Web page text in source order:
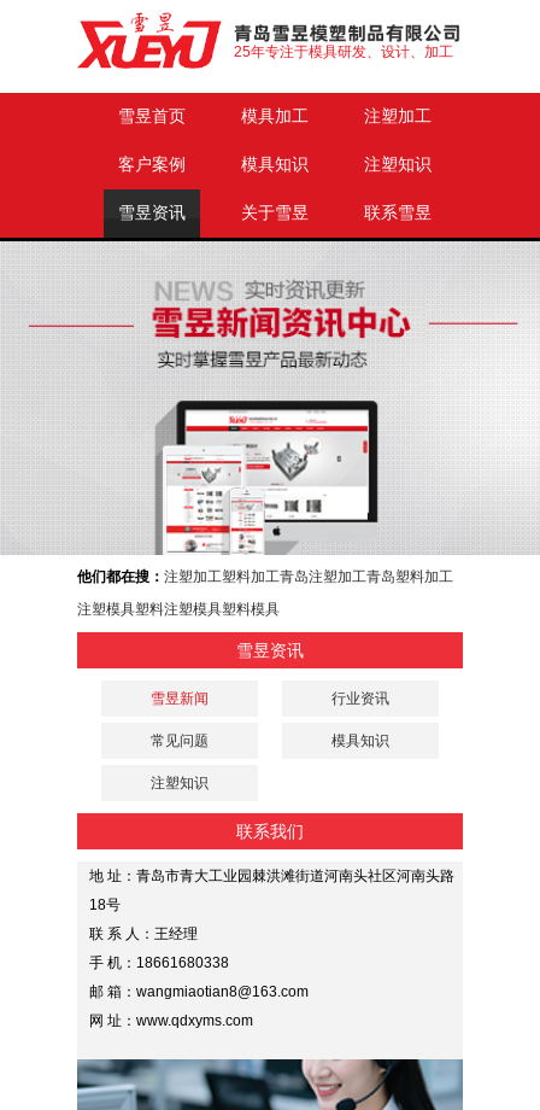
25年专注于模具研发、设计、加工
雪昱首页 模具加工 注塑加工
客户案例 模具知识 注塑知识
雪昱资讯 关于雪昱 联系雪昱
他们都在搜： 注塑加工塑料加工青岛注塑加工青岛塑料加工
注塑模具塑料注塑模具塑料模具
雪昱资讯
雪昱新闻 行业资讯
常见问题 模具知识
注塑知识
联系我们
地 址：青岛市青大工业园棘洪滩街道河南头社区河南头路
18号
联 系 人：王经理
手 机：18661680338
邮 箱：wangmiaotian8@163.com
网 址：www.qdxyms.com